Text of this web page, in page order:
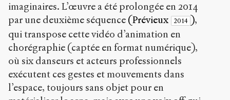
imaginaires. L’œuvre a été prolongée en 2014
par une deuxième séquence (Prévieux 2014 ),
qui transpose cette vidéo d’animation en
chorégraphie (captée en format numérique),
où six danseurs et acteurs professionnels
exécutent ces gestes et mouvements dans
l’espace, toujours sans objet pour en